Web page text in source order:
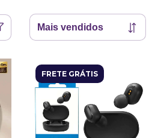
FRETE GRÁTIS